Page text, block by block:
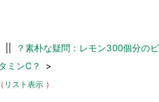
？素朴な疑問：レモン300個分のビ
タミンC？
>
（ リスト表示）